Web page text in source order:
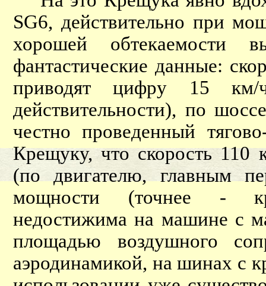
SG6, действительно при
хорошей
фантастические данные:
приводят цифру 15 км/
действительности), по
честно проведенный
Крещуку, что скорость 110
(по двигателю, главным
мощности (точнее -
недостижима на машине с
площадью воздушного
аэродинамикой, на шинах с